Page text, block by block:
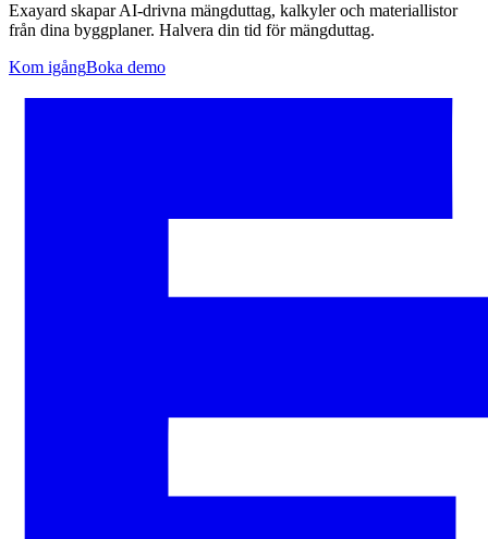
Exayard skapar AI-drivna mängduttag, kalkyler och materiallistor
från dina byggplaner. Halvera din tid för mängduttag.
Kom igångBoka demo